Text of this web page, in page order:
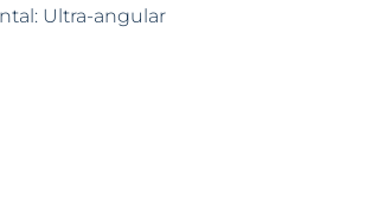
Ultra-angular